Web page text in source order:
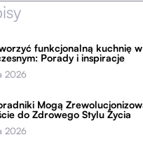
funkcjonalną kuchnię
Porady i inspiracje
2026
Mogą
do Zdrowego Stylu Życia
2026